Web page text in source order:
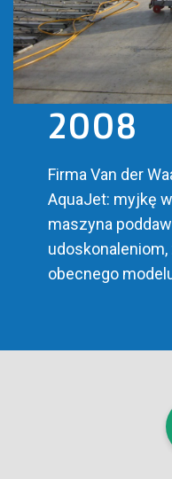
2008
Firma Van der
AquaJet: myjkę
maszyna
obecnego